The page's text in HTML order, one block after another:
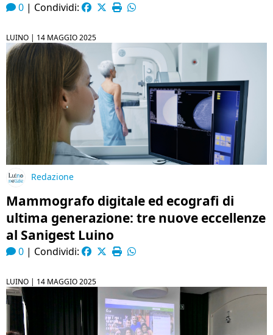
0 | Condividi:
LUINO | 14 MAGGIO 2025
Redazione
Mammografo digitale ed ecografi di
ultima generazione: tre nuove eccellenze
al Sanigest Luino
0 | Condividi:
LUINO | 14 MAGGIO 2025